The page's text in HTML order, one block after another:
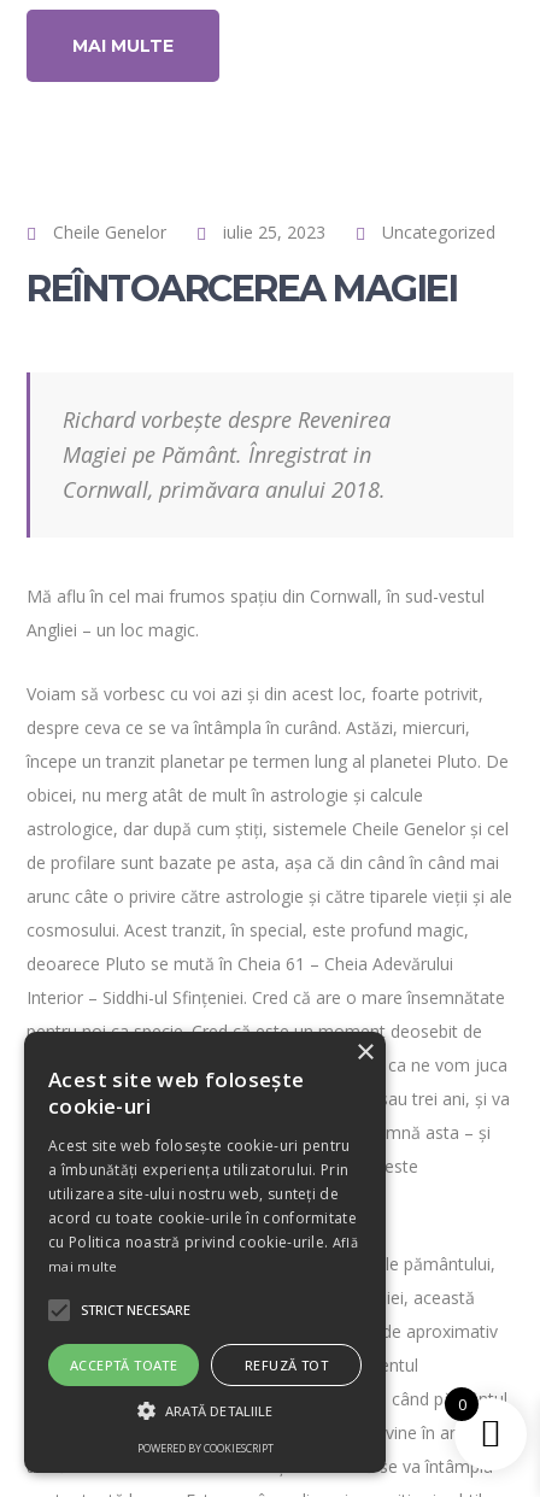
MAI MULTE
Cheile Genelor iulie 25, 2023 Uncategorized
REÎNTOARCEREA MAGIEI
Richard vorbește despre Revenirea
Magiei pe Pământ. Înregistrat in
Cornwall, primăvara anului 2018.
Mă aflu în cel mai frumos spațiu din Cornwall, în sud-vestul
Angliei – un loc magic.
Voiam să vorbesc cu voi azi și din acest loc, foarte potrivit,
despre ceva ce se va întâmpla în curând. Astăzi, miercuri,
începe un tranzit planetar pe termen lung al planetei Pluto. De
obicei, nu merg atât de mult în astrologie și calcule
astrologice, dar după cum știți, sistemele Cheile Genelor și cel
de profilare sunt bazate pe asta, așa că din când în când mai
arunc câte o privire către astrologie și către tiparele vieții și ale
cosmosului. Acest tranzit, în special, este profund magic,
deoarece Pluto se mută în Cheia 61 – Cheia Adevărului
Interior – Siddhi-ul Sfințeniei. Cred că are o mare însemnătate
pentru noi ca specie. Cred că este un moment deosebit de
puternic. Tranzitul lui Pluto este unul lung, așa ca ne vom juca
în energia acestei Chei a Genelor timp de doi sau trei ani, și va
aduce ceva cu totul nou.Pentru mine, ce înseamnă asta – și
este punctul meu de vedere, propria intuiție – este
Reîntoarcerea Magiei.
Este reîntoarcerea magiei, a forțelor magice ale pământului,
ale Gaiei. Face parte din Inelul de Codoni al Gaiei, această
Cheie a Genelor. Pluto nu a mai trecut pe aici de aproximativ
250 de ani, de la sfârșitul Epocii Iluminării (curentul
Iluminismului), înainte de Revoluția Industrială, când pământul
era încă cumva neatins. Deci, cred că ceea ce vine în anii
următori va fi extraordinar. Totuși nu cred că se va întâmpla
0
×
Acest site web folosește
cookie-uri
Acest site web folosește cookie-uri pentru
a îmbunătăți experiența utilizatorului. Prin
utilizarea site-ului nostru web, sunteți de
acord cu toate cookie-urile în conformitate
cu Politica noastră privind cookie-urile. Află
mai multe
STRICT NECESARE
ACCEPTĂ TOATE REFUZĂ TOT
ARATĂ DETALIILE
POWERED BY COOKIESCRIPT